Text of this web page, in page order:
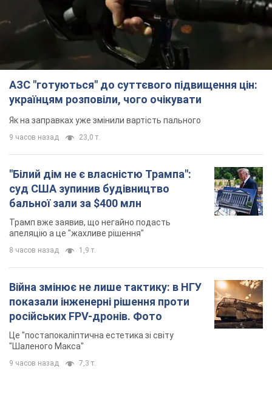
АЗС "готуються" до суттєвого підвищення цін:
українцям розповіли, чого очікувати
Як на заправках уже змінили вартість пального
9 часов назад 23,0 т.
"Білий дім не є власністю Трампа":
суд США зупинив будівництво
бальної зали за $400 млн
Трамп вже заявив, що негайно подасть
апеляцію а це "жахливе рішення"
8 часов назад 1,9 т.
Війна змінює не лише тактику: в НГУ
показали інженерні рішення проти
російських FPV-дронів. Фото
Це "постапокаліптична естетика зі світу
"Шаленого Макса"
9 часов назад 7,3 т.